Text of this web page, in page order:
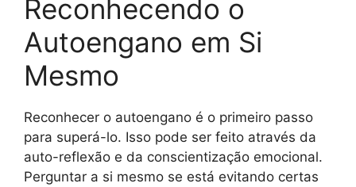
Reconhecendo o
Autoengano em Si
Mesmo
Reconhecer o autoengano é o primeiro passo
para superá-lo. Isso pode ser feito através da
auto-reflexão e da conscientização emocional.
Perguntar a si mesmo se está evitando certas